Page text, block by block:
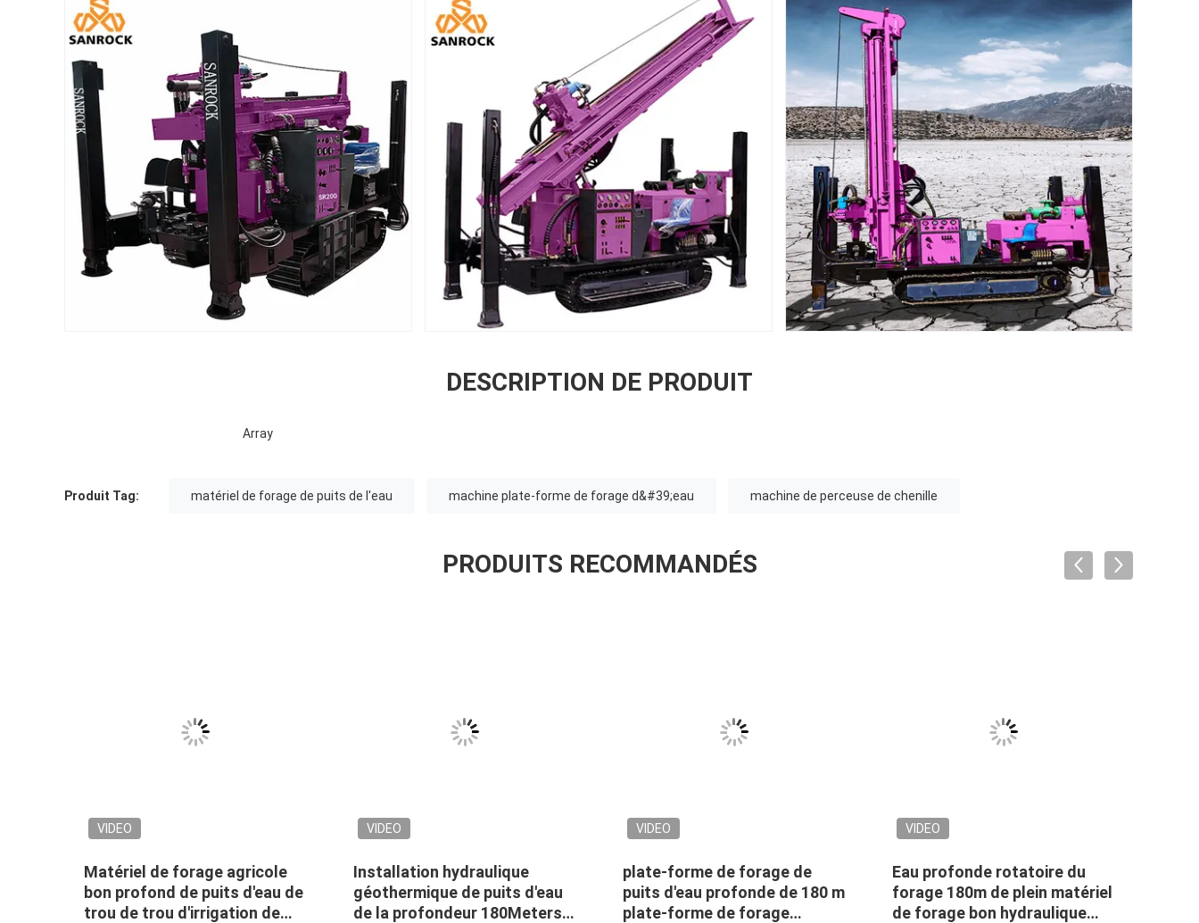
DESCRIPTION DE PRODUIT
Array
Produit Tag: matériel de forage de puits de l'eau machine plate-forme de forage d&#39;eau machine de perceuse de chenille
PRODUITS RECOMMANDÉS
VIDEO
Matériel de forage agricole
bon profond de puits d'eau de
trou de trou d'irrigation de
VIDEO
Installation hydraulique
géothermique de puits d'eau
de la profondeur 180Meters
VIDEO
plate-forme de forage de
puits d'eau profonde de 180 m
plate-forme de forage
VIDEO
Eau profonde rotatoire du
forage 180m de plein matériel
de forage bon hydraulique